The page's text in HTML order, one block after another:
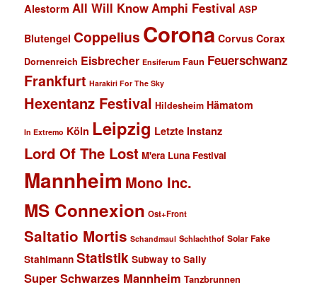
Alestorm All Will KnowAmphi Festival ASP
Blutengel Coppelius Corona Corvus Corax
Dornenreich Eisbrecher Ensiferum Faun Feuerschwanz
Frankfurt Harakiri For The Sky
Hexentanz Festival Hildesheim Hämatom
In Extremo Köln Leipzig Letzte Instanz
Lord Of The Lost M'era Luna Festival
Mannheim Mono Inc.
MS Connexion Ost+Front
Saltatio Mortis Schandmaul Schlachthof Solar Fake
Stahlmann Statistik Subway to Sally
Super Schwarzes Mannheim Tanzbrunnen